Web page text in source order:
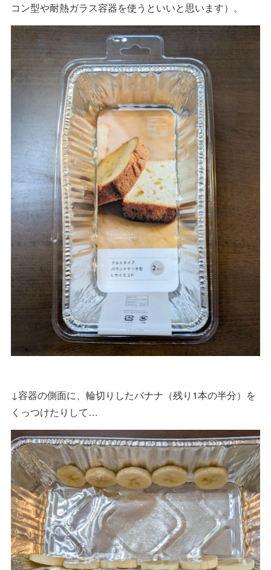
コン型や耐熱ガラス容器を使うといいと思います）。
↓容器の側面に、輪切りしたバナナ（残り1本の半分）を
くっつけたりして…